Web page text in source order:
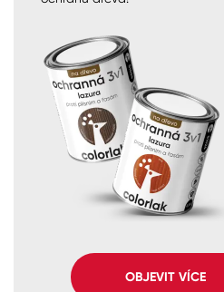
OBJEVIT VÍCE